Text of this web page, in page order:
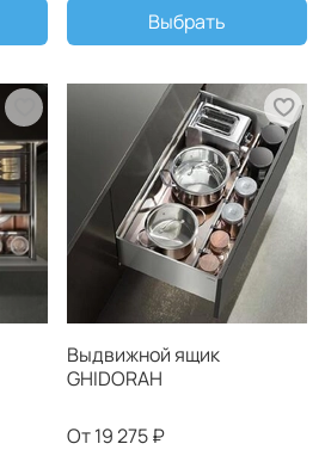
Выбрать
Выдвижной ящик
GHIDORAH
От19 275 ₽